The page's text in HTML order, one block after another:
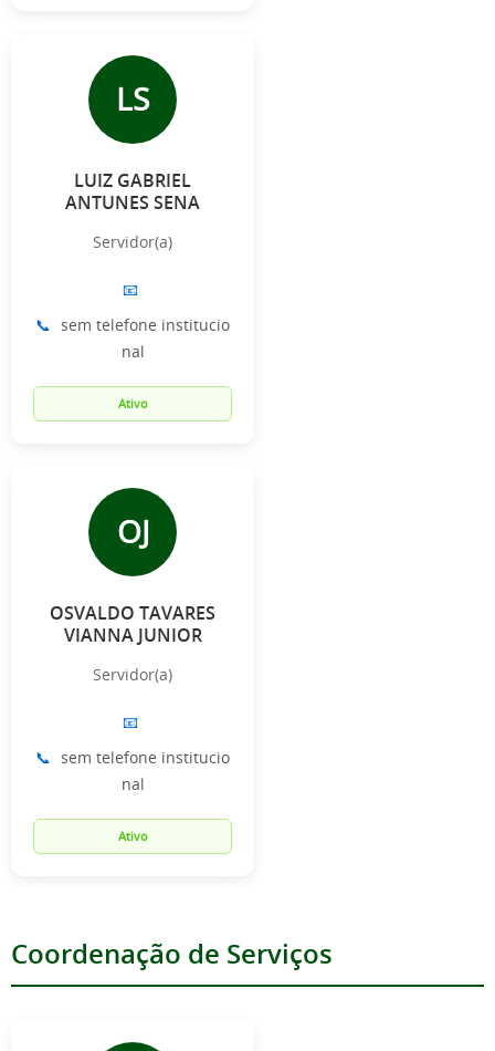
LS
LUIZ GABRIEL
ANTUNES SENA
Servidor(a)
📧
📞 sem telefone institucio
nal
Ativo
OJ
OSVALDO TAVARES
VIANNA JUNIOR
Servidor(a)
📧
📞 sem telefone institucio
nal
Ativo
Coordenação de Serviços